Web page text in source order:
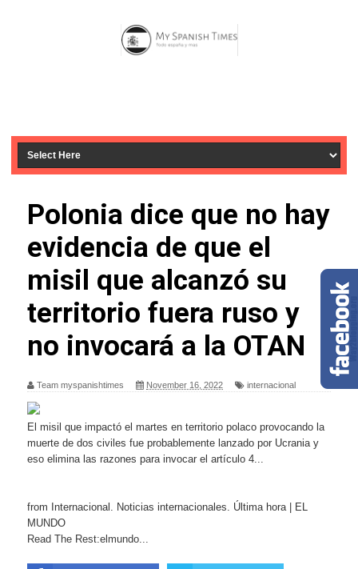
Polonia dice que no hay
evidencia de que el
misil que alcanzó su
territorio fuera ruso y
no invocará a la OTAN
Team myspanishtimes November 16, 2022 internacional
El misil que impactó el martes en territorio polaco provocando la
muerte de dos civiles fue probablemente lanzado por Ucrania y
eso elimina las razones para invocar el artículo 4...
from Internacional. Noticias internacionales. Última hora | EL
MUNDO
Read The Rest:elmundo...